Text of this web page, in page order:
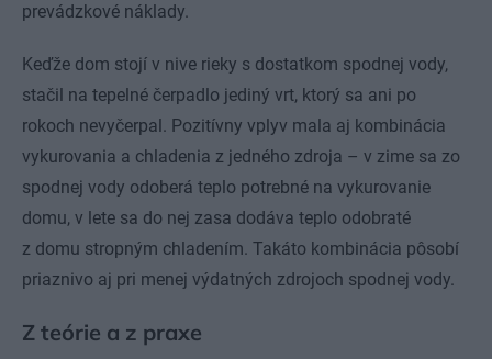
prevádzkové náklady.
Keďže dom stojí v nive rieky s dostatkom spodnej vody,
stačil na tepelné čerpadlo jediný vrt, ktorý sa ani po
rokoch nevyčerpal. Pozitívny vplyv mala aj kombinácia
vykurovania a chladenia z jedného zdroja – v zime sa zo
spodnej vody odoberá teplo potrebné na vykurovanie
domu, v lete sa do nej zasa dodáva teplo odobraté
z domu stropným chladením. Takáto kombinácia pôsobí
priaznivo aj pri menej výdatných zdrojoch spodnej vody.
Z teórie a z praxe